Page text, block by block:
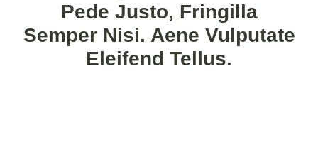
Pede Justo, Fringilla
Semper Nisi. Aene Vulputate
Eleifend Tellus.